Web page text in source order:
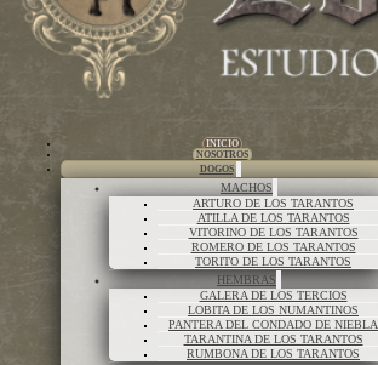
INICIO
NOSOTROS
DOGOS
MACHOS
ARTURO DE LOS TARANTOS
ATILLA DE LOS TARANTOS
VITORINO DE LOS TARANTOS
ROMERO DE LOS TARANTOS
TORITO DE LOS TARANTOS
HEMBRAS
GALERA DE LOS TERCIOS
LOBITA DE LOS NUMANTINOS
PANTERA DEL CONDADO DE NIEBLA
TARANTINA DE LOS TARANTOS
RUMBONA DE LOS TARANTOS